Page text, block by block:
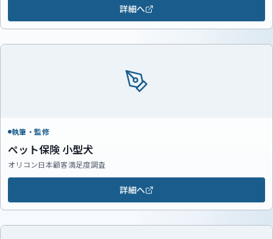
詳細へ
執筆・監修
ペット保険 小型犬
オリコン日本顧客満足度調査
詳細へ